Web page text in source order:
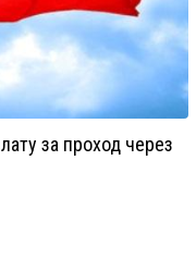
за проход через